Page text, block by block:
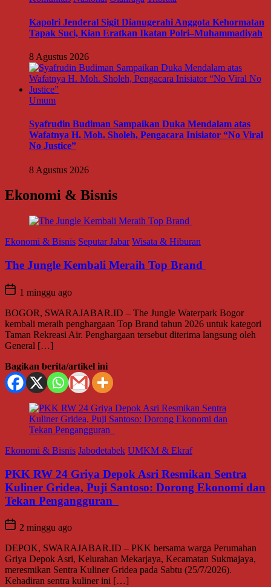
Kapolri Jenderal Sigit Dianugerahi Anggota Kehormatan
Tapak Suci, Kian Eratkan Ikatan Polri–Muhammadiyah
8 Agustus 2026
Umum
Syafrudin Budiman Sampaikan Duka Mendalam atas
Wafatnya H. Moh. Sholeh, Pengacara Inisiator “No Viral
No Justice”
8 Agustus 2026
Ekonomi & Bisnis
Ekonomi & Bisnis Seputar Jabar Wisata & Hiburan
The Jungle Kembali Meraih Top Brand
1 minggu ago
BOGOR, SWARAJABAR.ID – The Jungle Waterpark Bogor
kembali meraih penghargaan Top Brand tahun 2026 untuk kategori
Taman Rekreasi Air. Penghargaan tersebut diterima langsung oleh
General […]
Bagikan berita/artikel ini
Ekonomi & Bisnis Jabodetabek UMKM & Ekraf
PKK RW 24 Griya Depok Asri Resmikan Sentra
Kuliner Gridea, Puji Santoso: Dorong Ekonomi dan
Tekan Pengangguran
2 minggu ago
DEPOK, SWARAJABAR.ID – PKK bersama warga Perumahan
Griya Depok Asri, Kelurahan Mekarjaya, Kecamatan Sukmajaya,
meresmikan Sentra Kuliner Gridea pada Sabtu (25/7/2026).
Kehadiran sentra kuliner ini […]